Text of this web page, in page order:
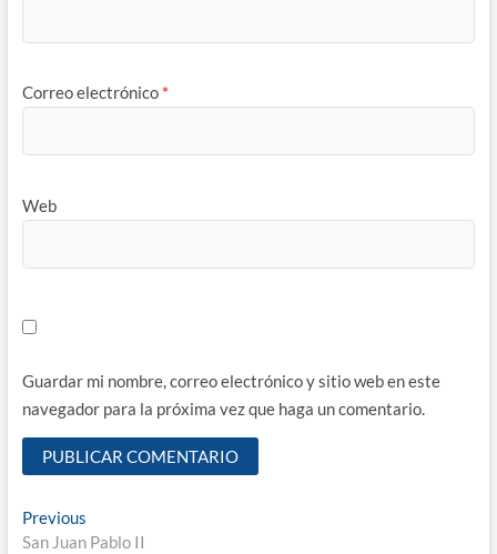
Correo electrónico *
Web
Guardar mi nombre, correo electrónico y sitio web en este
navegador para la próxima vez que haga un comentario.
Previous
San Juan Pablo II